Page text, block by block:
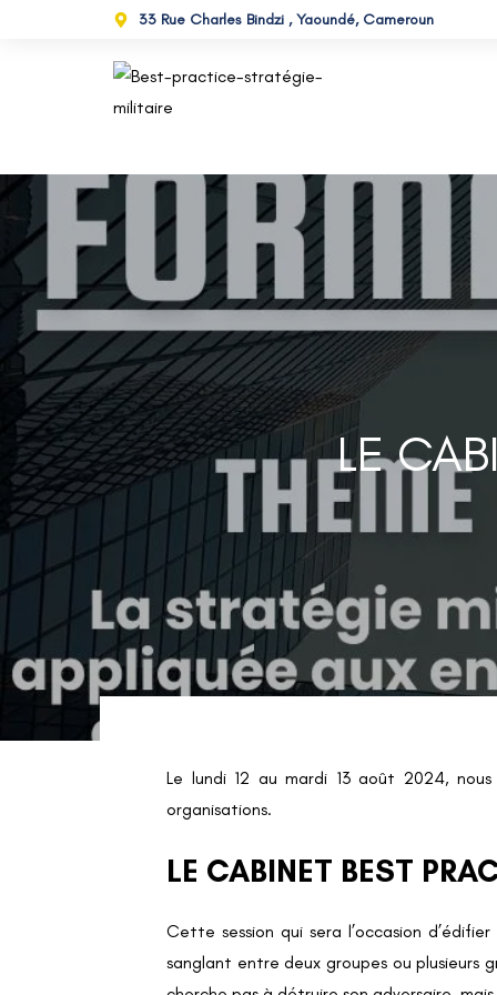
33 Rue Charles Bindzi , Yaoundé, Cameroun
LE
Le lundi 12 au mardi 13 août 2024,
organisations.
LE CABINET BEST
Cette session qui sera l’occasion
sanglant entre deux groupes ou plusieurs